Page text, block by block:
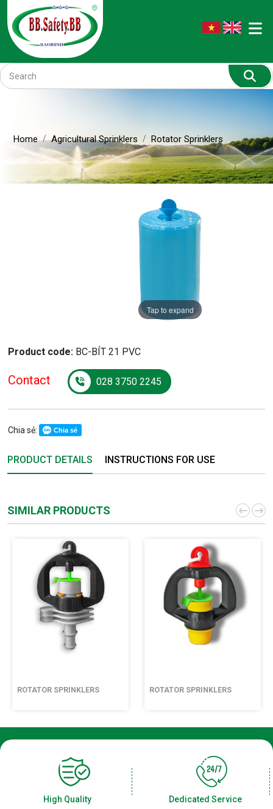
Home Agricultural Sprinklers Rotator Sprinklers
Tap to expand
Product code: BC-BÍT 21 PVC
Contact 028 3750 2245
Chia sẻ: Chia sẻ
PRODUCT DETAILS INSTRUCTIONS FOR USE
SIMILAR PRODUCTS
ROTATOR SPRINKLERS ROTATOR SPRINKLERS
High Quality Dedicated Service